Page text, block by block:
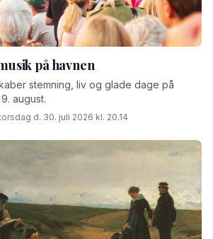
på havnen
stemning, liv og glade dage på
august.
d. 30. juli 2026 kl. 20.14